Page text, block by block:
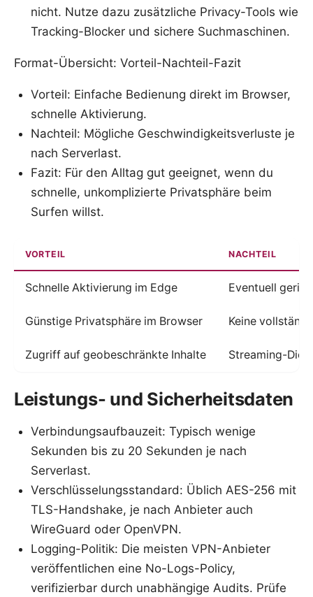
nicht. Nutze dazu zusätzliche Privacy-Tools wie
Tracking-Blocker und sichere Suchmaschinen.
Format-Übersicht: Vorteil-Nachteil-Fazit
Vorteil: Einfache Bedienung direkt im Browser,
schnelle Aktivierung.
Nachteil: Mögliche Geschwindigkeitsverluste je
nach Serverlast.
Fazit: Für den Alltag gut geeignet, wenn du
schnelle, unkomplizierte Privatsphäre beim
Surfen willst.
VORTEIL NACHTEIL
Schnelle Aktivierung im Edge Eventuell
Günstige Privatsphäre im Browser Keine
Zugriff auf geobeschränkte Inhalte Streaming-
Leistungs- und Sicherheitsdaten
Verbindungsaufbauzeit: Typisch wenige
Sekunden bis zu 20 Sekunden je nach
Serverlast.
Verschlüsselungsstandard: Üblich AES-256 mit
TLS-Handshake, je nach Anbieter auch
WireGuard oder OpenVPN.
Logging-Politik: Die meisten VPN-Anbieter
veröffentlichen eine No-Logs-Policy,
verifizierbar durch unabhängige Audits. Prüfe